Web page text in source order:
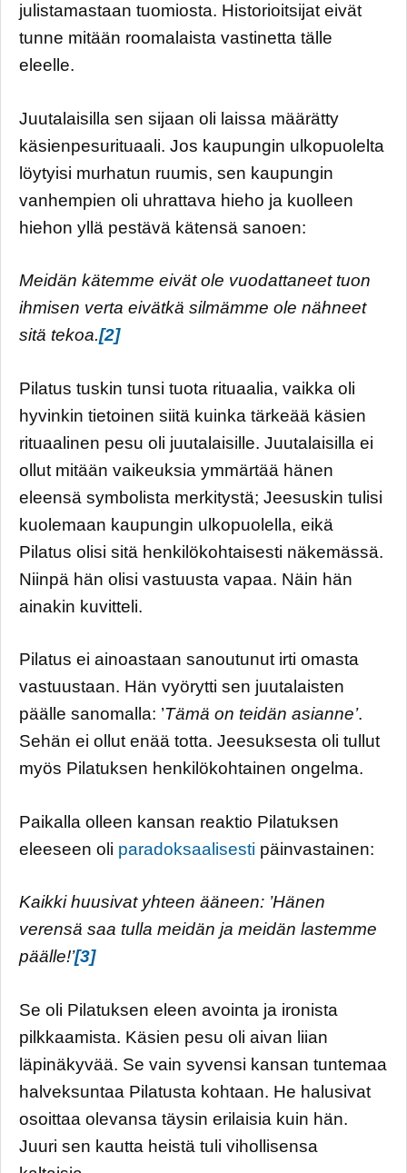
julistamastaan tuomiosta. Historioitsijat eivät
tunne mitään roomalaista vastinetta tälle
eleelle.
Juutalaisilla sen sijaan oli laissa määrätty
käsienpesurituaali. Jos kaupungin ulkopuolelta
löytyisi murhatun ruumis, sen kaupungin
vanhempien oli uhrattava hieho ja kuolleen
hiehon yllä pestävä kätensä sanoen:
Meidän kätemme eivät ole vuodattaneet tuon
ihmisen verta eivätkä silmämme ole nähneet
sitä tekoa.[2]
Pilatus tuskin tunsi tuota rituaalia, vaikka oli
hyvinkin tietoinen siitä kuinka tärkeää käsien
rituaalinen pesu oli juutalaisille. Juutalaisilla ei
ollut mitään vaikeuksia ymmärtää hänen
eleensä symbolista merkitystä; Jeesuskin tulisi
kuolemaan kaupungin ulkopuolella, eikä
Pilatus olisi sitä henkilökohtaisesti näkemässä.
Niinpä hän olisi vastuusta vapaa. Näin hän
ainakin kuvitteli.
Pilatus ei ainoastaan sanoutunut irti omasta
vastuustaan. Hän vyörytti sen juutalaisten
päälle sanomalla: ’Tämä on teidän asianne’.
Sehän ei ollut enää totta. Jeesuksesta oli tullut
myös Pilatuksen henkilökohtainen ongelma.
Paikalla olleen kansan reaktio Pilatuksen
eleeseen oli paradoksaalisesti päinvastainen:
Kaikki huusivat yhteen ääneen: ’Hänen
verensä saa tulla meidän ja meidän lastemme
päälle!’[3]
Se oli Pilatuksen eleen avointa ja ironista
pilkkaamista. Käsien pesu oli aivan liian
läpinäkyvää. Se vain syvensi kansan tuntemaa
halveksuntaa Pilatusta kohtaan. He halusivat
osoittaa olevansa täysin erilaisia kuin hän.
Juuri sen kautta heistä tuli vihollisensa